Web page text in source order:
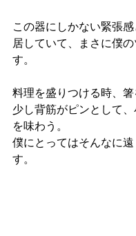
この器にしかない緊張
居していて、まさに僕
す。
料理を盛りつける時、箸
少し背筋がピンとして
を味わう。
僕にとってはそんなに
す。